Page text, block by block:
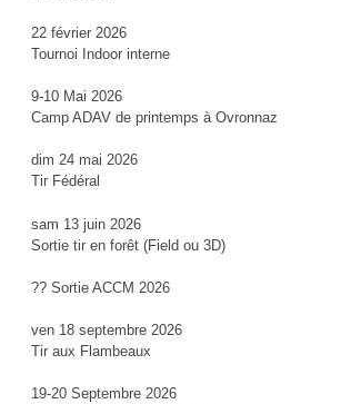
22 février 2026
Tournoi Indoor interne
9-10 Mai 2026
Camp ADAV de printemps à Ovronnaz
dim 24 mai 2026
Tir Fédéral
sam 13 juin 2026
Sortie tir en forêt (Field ou 3D)
?? Sortie ACCM 2026
ven 18 septembre 2026
Tir aux Flambeaux
19-20 Septembre 2026